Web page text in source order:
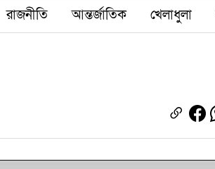
রাজনীতি আন্তর্জাতিক খেলাধুলা